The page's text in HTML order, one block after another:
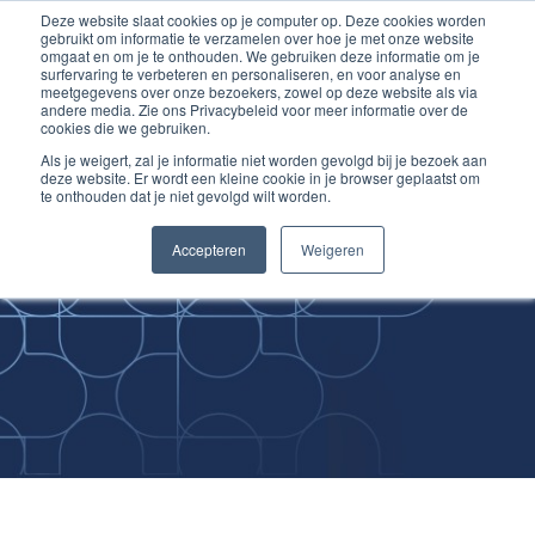
Deze website slaat cookies op je computer op. Deze cookies worden
gebruikt om informatie te verzamelen over hoe je met onze website
omgaat en om je te onthouden. We gebruiken deze informatie om je
surfervaring te verbeteren en personaliseren, en voor analyse en
meetgegevens over onze bezoekers, zowel op deze website als via
andere media. Zie ons Privacybeleid voor meer informatie over de
cookies die we gebruiken.
Als je weigert, zal je informatie niet worden gevolgd bij je bezoek aan
deze website. Er wordt een kleine cookie in je browser geplaatst om
te onthouden dat je niet gevolgd wilt worden.
Accepteren Weigeren
Inloggen account
Ga
naar
de
inhoud
Improving
Medical Skills